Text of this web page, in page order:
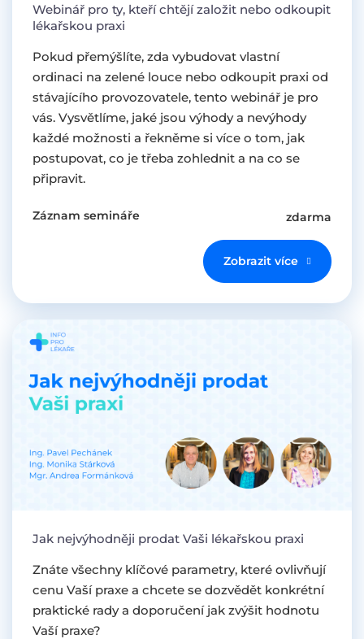
Webinář pro ty, kteří chtějí založit nebo odkoupit
lékařskou praxi
Pokud přemýšlíte, zda vybudovat vlastní
ordinaci na zelené louce nebo odkoupit praxi od
stávajícího provozovatele, tento webinář je pro
vás. Vysvětlíme, jaké jsou výhody a nevýhody
každé možnosti a řekněme si více o tom, jak
postupovat, co je třeba zohlednit a na co se
připravit.
Záznam semináře zdarma
Zobrazit více
Jak nejvýhodněji prodat Vaši lékařskou praxi
Znáte všechny klíčové parametry, které ovlivňují
cenu Vaší praxe a chcete se dozvědět konkrétní
praktické rady a doporučení jak zvýšit hodnotu
Vaší praxe?